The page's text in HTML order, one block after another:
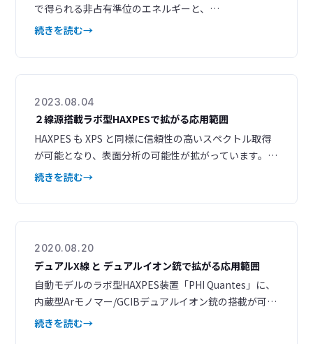
で得られる非占有準位のエネルギーと、
UPS（Ultraviolet Photoelectron Spectroscopy）で
がわかります。LEIPS と UPS を相補的に組み合わせる
ことで、半導体試料の電子と空孔の両方の準位を知るこ
続きを読む
2023.08.04
２線源搭載ラボ型HAXPESで拡がる応用範囲
HAXPES も XPS と同様に信頼性の高いスペクトル取得
が可能となり、表面分析の可能性が拡がっています。検
出深さや軌道の選択範囲が広がり、さらに角度分解XPS
でなく、埋もれた界面の分析から界面の検出まで、新た
な応用が期待できます。 最新の技術資料として、2023
した。
続きを読む
2020.08.20
デュアルX線 と デュアルイオン銃で拡がる応用範囲
自動モデルのラボ型HAXPES装置「PHI Quantes」に、
内蔵型Arモノマー/GCIBデュアルイオン銃の搭載が可能
に。 軟X線と硬X線のデュアルX線源とArモノマーとAr
続きを読む